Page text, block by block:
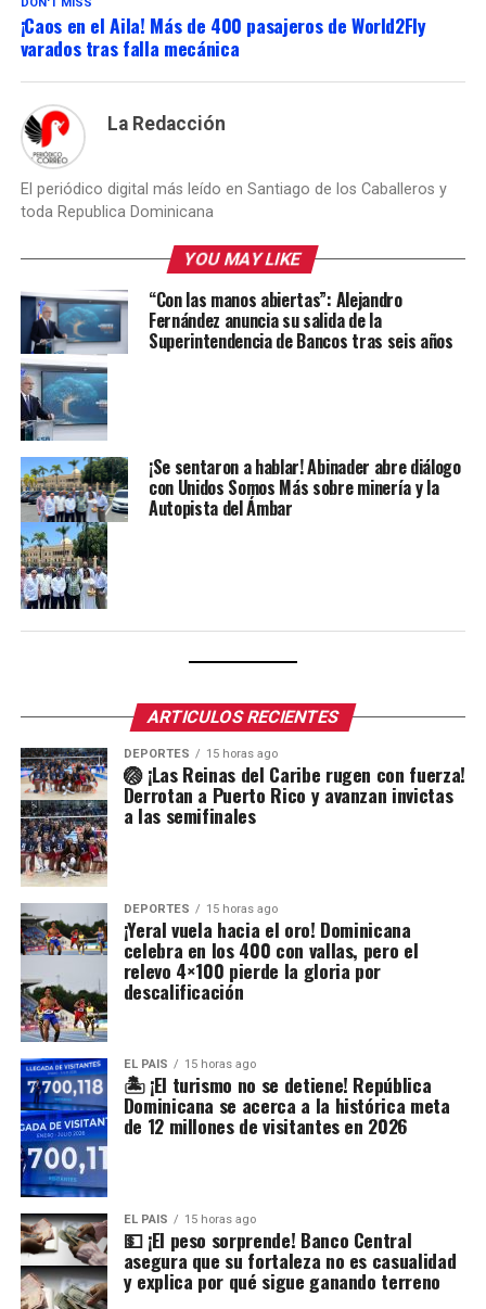
¡Caos en el Aila! Más de 400 pasajeros de World2Fly
varados tras falla mecánica
La Redacción
El periódico digital más leído en Santiago de los Caballeros y
toda Republica Dominicana
YOU MAY LIKE
“Con las manos abiertas”: Alejandro
Fernández anuncia su salida de la
Superintendencia de Bancos tras seis años
¡Se sentaron a hablar! Abinader abre diálogo
con Unidos Somos Más sobre minería y la
Autopista del Ámbar
ARTICULOS RECIENTES
DEPORTES 15 horas ago
🏐 ¡Las Reinas del Caribe rugen con fuerza!
Derrotan a Puerto Rico y avanzan invictas
a las semifinales
DEPORTES 15 horas ago
¡Yeral vuela hacia el oro! Dominicana
celebra en los 400 con vallas, pero el
relevo 4×100 pierde la gloria por
descalificación
EL PAIS 15 horas ago
🏝️ ¡El turismo no se detiene! República
Dominicana se acerca a la histórica meta
de 12 millones de visitantes en 2026
EL PAIS 15 horas ago
💵 ¡El peso sorprende! Banco Central
asegura que su fortaleza no es casualidad
y explica por qué sigue ganando terreno